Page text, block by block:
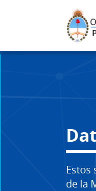
Estos
de la